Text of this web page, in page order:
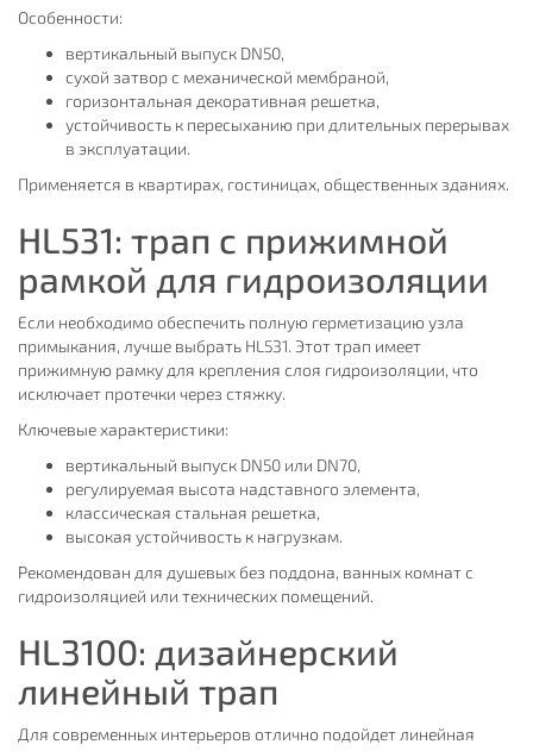
Особенности:
вертикальный выпуск DN50,
сухой затвор с механической мембраной,
горизонтальная декоративная решетка,
устойчивость к пересыханию при длительных перерывах
в эксплуатации.
Применяется в квартирах, гостиницах, общественных зданиях.
HL531: трап с прижимной
рамкой для гидроизоляции
Если необходимо обеспечить полную герметизацию узла
примыкания, лучше выбрать HL531. Этот трап имеет
прижимную рамку для крепления слоя гидроизоляции, что
исключает протечки через стяжку.
Ключевые характеристики:
вертикальный выпуск DN50 или DN70,
регулируемая высота надставного элемента,
классическая стальная решетка,
высокая устойчивость к нагрузкам.
Рекомендован для душевых без поддона, ванных комнат с
гидроизоляцией или технических помещений.
HL3100: дизайнерский
линейный трап
Для современных интерьеров отлично подойдет линейная